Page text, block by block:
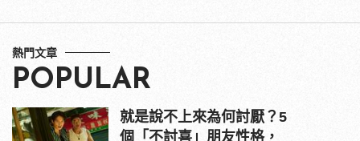
熱門文章
POPULAR
就是說不上來為何討厭？5
個「不討喜」朋友性格，